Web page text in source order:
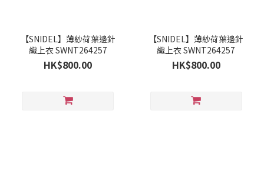
【SNIDEL】薄紗荷葉邊針
織上衣 SWNT264257
HK$800.00
【SNIDEL】薄紗荷葉邊針
織上衣 SWNT264257
HK$800.00